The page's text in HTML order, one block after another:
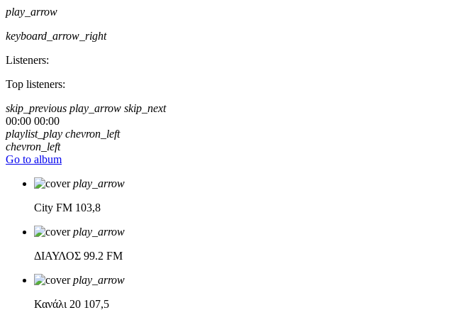
play_arrow
keyboard_arrow_right
Listeners:
Top listeners:
skip_previous play_arrow skip_next
00:00 00:00
playlist_play chevron_left
chevron_left
Go to album
play_arrow
City FM 103,8
play_arrow
ΔΙΑΥΛΟΣ 99.2 FM
play_arrow
Κανάλι 20 107,5